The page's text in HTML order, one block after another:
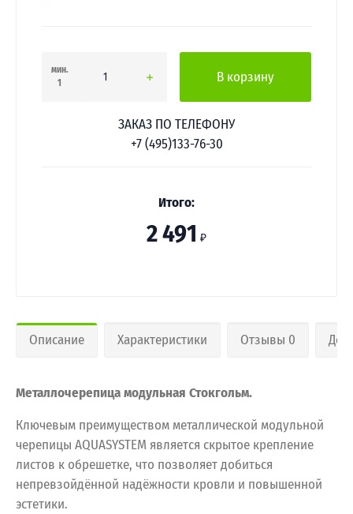
мин.
1
В корзину
ЗАКАЗ ПО ТЕЛЕФОНУ
+7 (495)133-76-30
Итого:
2 491 ₽
Описание Характеристики Отзывы 0
Металлочерепица модульная Стокгольм.
Ключевым преимуществом металлической модульной
черепицы AQUASYSTEM является скрытое крепление
листов к обрешетке, что позволяет добиться
непревзойдённой надёжности кровли и повышенной
эстетики.